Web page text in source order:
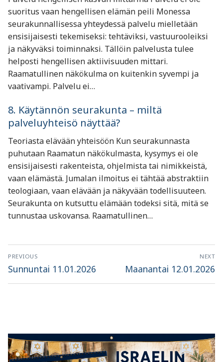
suoritus vaan hengellisen elämän peili Monessa
seurakunnallisessa yhteydessä palvelu mielletään
ensisijaisesti tekemiseksi: tehtäviksi, vastuurooleiksi
ja näkyväksi toiminnaksi. Tällöin palvelusta tulee
helposti hengellisen aktiivisuuden mittari.
Raamatullinen näkökulma on kuitenkin syvempi ja
vaativampi. Palvelu ei…
8. Käytännön seurakunta – miltä
palveluyhteisö näyttää?
Teoriasta elävään yhteisöön Kun seurakunnasta
puhutaan Raamatun näkökulmasta, kysymys ei ole
ensisijaisesti rakenteista, ohjelmista tai nimikkeistä,
vaan elämästä. Jumalan ilmoitus ei tähtää abstraktiin
teologiaan, vaan elävään ja näkyvään todellisuuteen.
Seurakunta on kutsuttu elämään todeksi sitä, mitä se
tunnustaa uskovansa. Raamatullinen…
Artikkelien
selaus
PREVIOUS
Previous
Sunnuntai 11.01.2026
NEXT
Next
Maanantai 12.01.2026